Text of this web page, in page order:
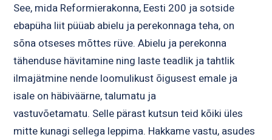
See, mida Reformierakonna, Eesti 200 ja sotside
ebapüha liit püüab abielu ja perekonnaga teha, on
sõna otseses mõttes rüve. Abielu ja perekonna
tähenduse hävitamine ning laste teadlik ja tahtlik
ilmajätmine nende loomulikust õigusest emale ja
isale on häbiväärne, talumatu ja
vastuvõetamatu. Selle pärast kutsun teid kõiki üles
mitte kunagi sellega leppima. Hakkame vastu, asudes